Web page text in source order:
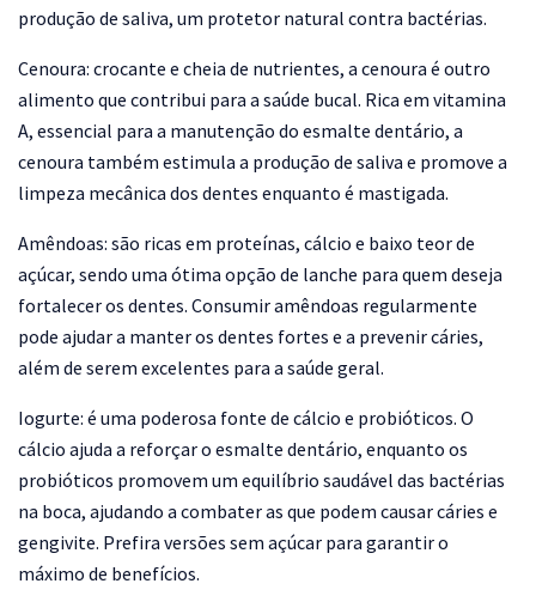
produção de saliva, um protetor natural contra bactérias.
Cenoura: crocante e cheia de nutrientes, a cenoura é outro
alimento que contribui para a saúde bucal. Rica em vitamina
A, essencial para a manutenção do esmalte dentário, a
cenoura também estimula a produção de saliva e promove a
limpeza mecânica dos dentes enquanto é mastigada.
Amêndoas: são ricas em proteínas, cálcio e baixo teor de
açúcar, sendo uma ótima opção de lanche para quem deseja
fortalecer os dentes. Consumir amêndoas regularmente
pode ajudar a manter os dentes fortes e a prevenir cáries,
além de serem excelentes para a saúde geral.
Iogurte: é uma poderosa fonte de cálcio e probióticos. O
cálcio ajuda a reforçar o esmalte dentário, enquanto os
probióticos promovem um equilíbrio saudável das bactérias
na boca, ajudando a combater as que podem causar cáries e
gengivite. Prefira versões sem açúcar para garantir o
máximo de benefícios.